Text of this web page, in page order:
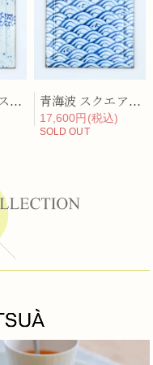
唐草変り繋ぎ スクエア・ディナープレート
青海波 スクエア・ディナープレート
17,600円(税込)
SOLD OUT